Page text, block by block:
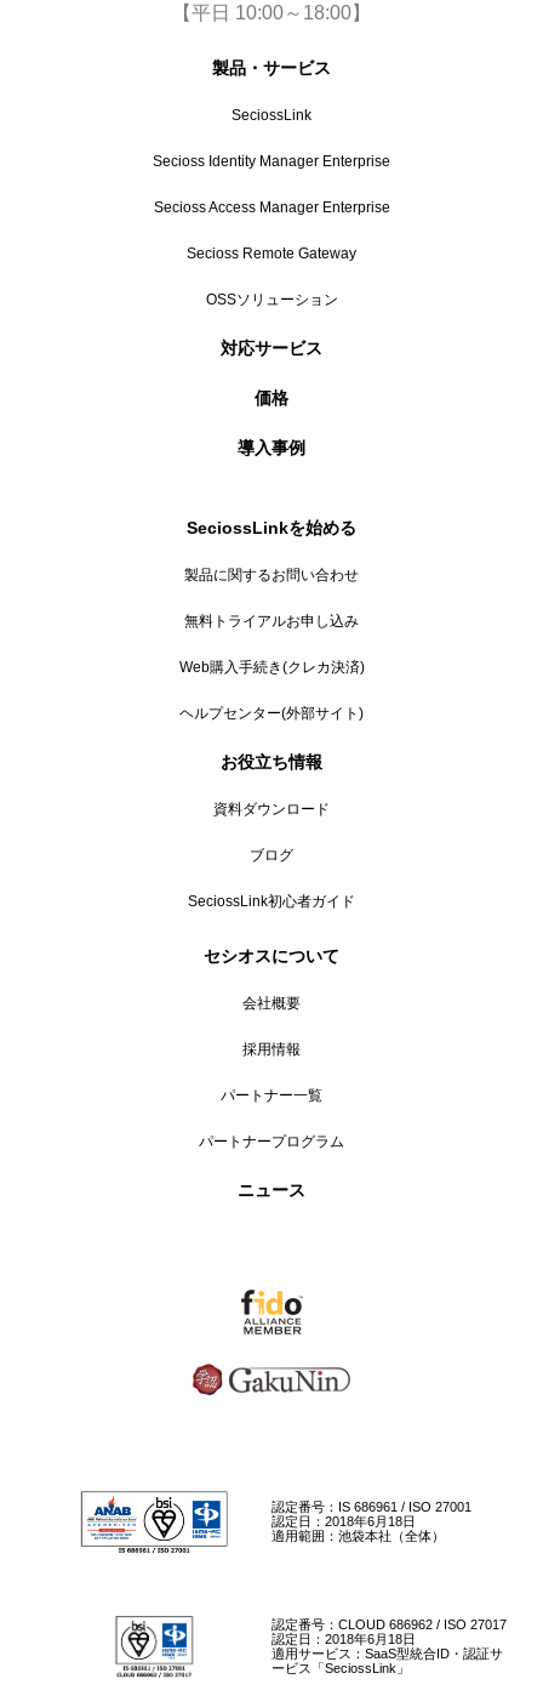
【平日 10:00～18:00】
製品・サービス
SeciossLink
Secioss Identity Manager Enterprise
Secioss Access Manager Enterprise
Secioss Remote Gateway
OSSソリューション
対応サービス
価格
導入事例
SeciossLinkを始める
製品に関するお問い合わせ
無料トライアルお申し込み
Web購入手続き(クレカ決済)
ヘルプセンター(外部サイト)
お役立ち情報
資料ダウンロード
ブログ
SeciossLink初心者ガイド
セシオスについて
会社概要
採用情報
パートナー一覧
パートナープログラム
ニュース
認定番号：IS 686961 / ISO 27001
認定日：2018年6月18日
適用範囲：池袋本社（全体）
認定番号：CLOUD 686962 / ISO 27017
認定日：2018年6月18日
適用サービス：SaaS型統合ID・認証サ
ービス「SeciossLink」